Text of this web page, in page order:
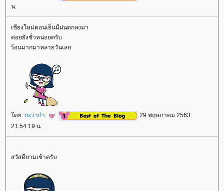
น.
เชียงใหม่ตอนเย็นมีฝนตกลงมา
ค่อยยังชั่วหน่อยครับ
ร้อนมากมาหลายวันเล
ดย: กะว่าก๋า
29 พฤษภาคม 2563
21:54:19 น.
สวัสดียามเช้าครับ